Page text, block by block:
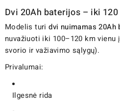
Dvi 20Ah baterijos – iki
Modelis turidvi nuimamas 20Ah
nuvažiuoti iki 100–120 km
svorio ir važiavimo sąlygų).
Privalumai:
Ilgesnė rida